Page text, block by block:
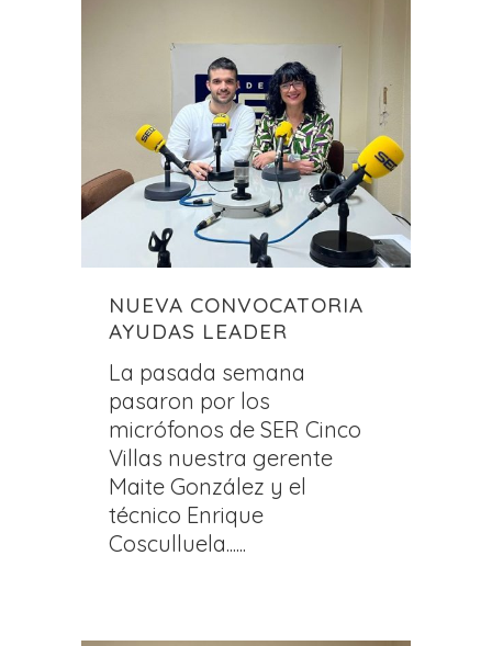
NUEVA CONVOCATORIA
AYUDAS LEADER
La pasada semana
pasaron por los
micrófonos de SER Cinco
Villas nuestra gerente
Maite González y el
técnico Enrique
Cosculluela......